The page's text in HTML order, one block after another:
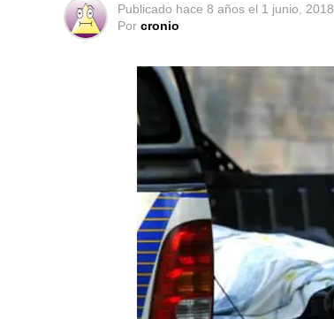
Publicado hace 8 años el 1 junio, 2018
Por cronio